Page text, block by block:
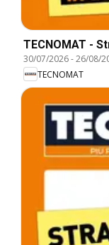
TECNOMAT -
30/07/2026-26/08/
TECNOMAT